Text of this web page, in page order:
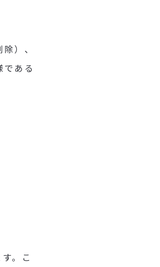
）、
ある
。こ